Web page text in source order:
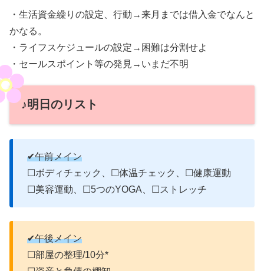
・生活資金繰りの設定、行動→来月までは借入金でなんと
かなる。
・ライフスケジュールの設定→困難は分割せよ
・セールスポイント等の発見→いまだ不明
♪明日のリスト
✔午前メイン
☐ボディチェック、☐体温チェック、☐健康運動
☐美容運動、☐5つのYOGA、☐ストレッチ
✔午後メイン
☐部屋の整理/10分*